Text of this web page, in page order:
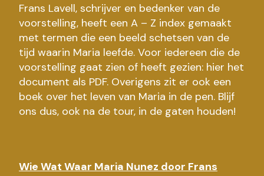
Frans Lavell, schrijver en bedenker van de
voorstelling, heeft een A – Z index gemaakt
met termen die een beeld schetsen van de
tijd waarin Maria leefde. Voor iedereen die de
voorstelling gaat zien of heeft gezien: hier het
document als PDF. Overigens zit er ook een
boek over het leven van Maria in de pen. Blijf
ons dus, ook na de tour, in de gaten houden!
Wie Wat Waar Maria Nunez door Frans